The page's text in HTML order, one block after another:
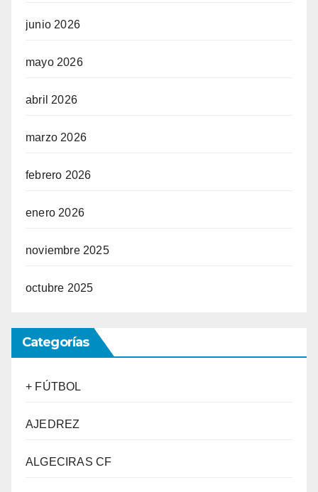
junio 2026
mayo 2026
abril 2026
marzo 2026
febrero 2026
enero 2026
noviembre 2025
octubre 2025
Categorías
+ FÚTBOL
AJEDREZ
ALGECIRAS CF